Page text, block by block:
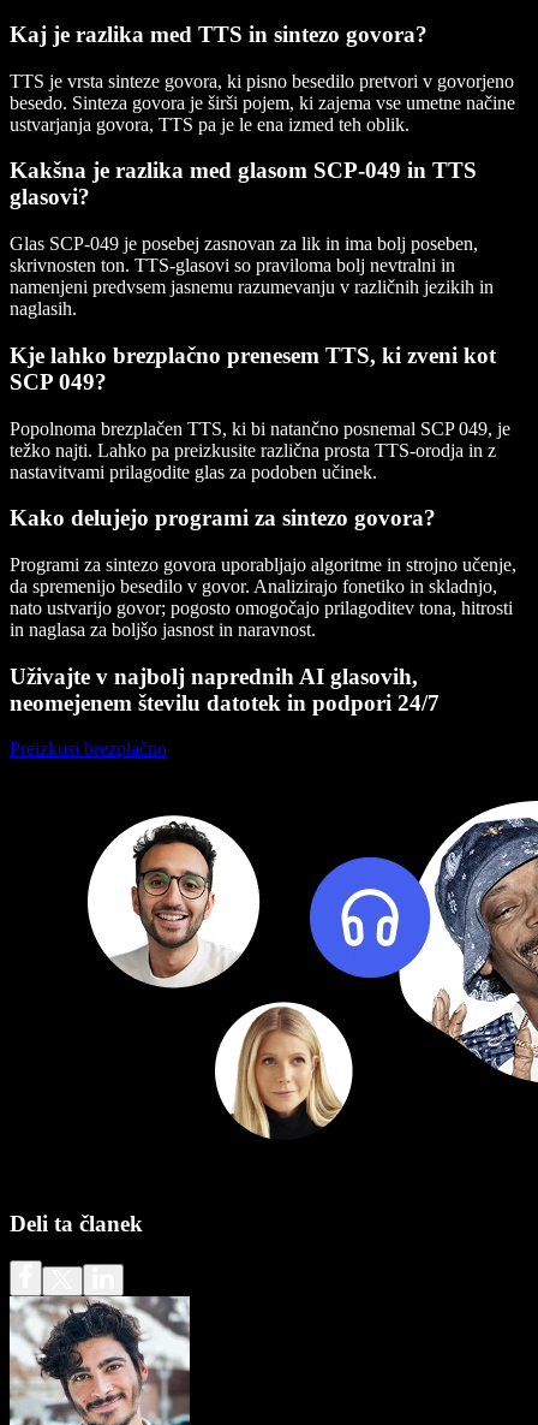
Kaj je razlika med TTS in sintezo govora?
TTS je vrsta sinteze govora, ki pisno besedilo pretvori v govorjeno
besedo. Sinteza govora je širši pojem, ki zajema vse umetne načine
ustvarjanja govora, TTS pa je le ena izmed teh oblik.
Kakšna je razlika med glasom SCP-049 in TTS
glasovi?
Glas SCP-049 je posebej zasnovan za lik in ima bolj poseben,
skrivnosten ton. TTS-glasovi so praviloma bolj nevtralni in
namenjeni predvsem jasnemu razumevanju v različnih jezikih in
naglasih.
Kje lahko brezplačno prenesem TTS, ki zveni kot
SCP 049?
Popolnoma brezplačen TTS, ki bi natančno posnemal SCP 049, je
težko najti. Lahko pa preizkusite različna prosta TTS-orodja in z
nastavitvami prilagodite glas za podoben učinek.
Kako delujejo programi za sintezo govora?
Programi za sintezo govora uporabljajo algoritme in strojno učenje,
da spremenijo besedilo v govor. Analizirajo fonetiko in skladnjo,
nato ustvarijo govor; pogosto omogočajo prilagoditev tona, hitrosti
in naglasa za boljšo jasnost in naravnost.
Uživajte v najbolj naprednih AI glasovih,
neomejenem številu datotek in podpori 24/7
Preizkusi brezplačno
Deli ta članek